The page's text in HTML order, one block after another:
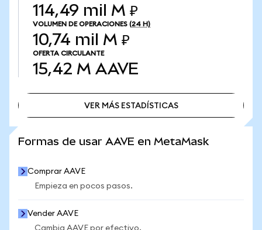
114,49 mil M ₽
VOLUMEN DE OPERACIONES (24 H)
10,74 mil M ₽
OFERTA CIRCULANTE
15,42 M AAVE
VER MÁS ESTADÍSTICAS
Formas de usar AAVE en MetaMask
Comprar AAVE
Empieza en pocos pasos.
Vender AAVE
Cambia AAVE por efectivo.